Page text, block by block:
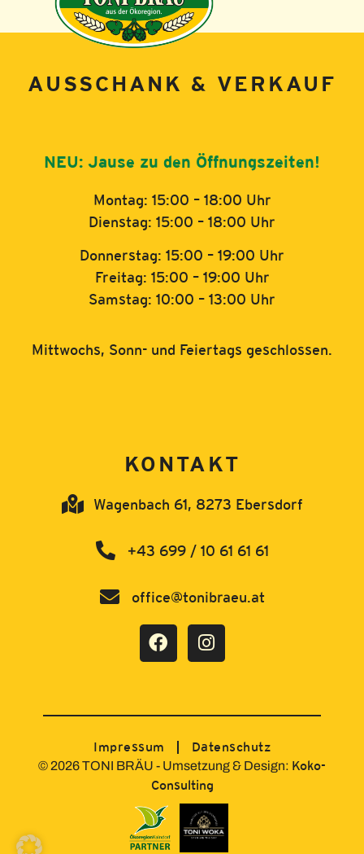
AUSSCHANK & VERKAUF
NEU: Jause zu den Öffnungszeiten!
Montag: 15:00 – 18:00 Uhr
Dienstag: 15:00 – 18:00 Uhr
Donnerstag: 15:00 – 19:00 Uhr
Freitag: 15:00 – 19:00 Uhr
Samstag: 10:00 – 13:00 Uhr
Mittwochs, Sonn- und Feiertags geschlossen.
KONTAKT
Wagenbach 61, 8273 Ebersdorf
+43 699 / 10 61 61 61
office@tonibraeu.at
© 2026 TONI BRÄU - Umsetzung & Design: Koko-
Consulting
Impressum Datenschutz